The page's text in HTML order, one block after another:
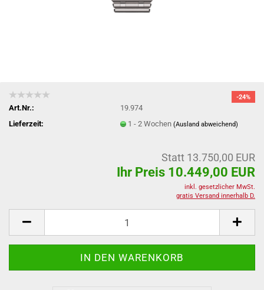
-24%
Art.Nr.:
19.974
Lieferzeit:
1 - 2 Wochen(Ausland abweichend)
Statt 13.750,00 EUR
Ihr Preis 10.449,00 EUR
inkl. gesetzlicher MwSt.
gratis Versand innerhalb D.